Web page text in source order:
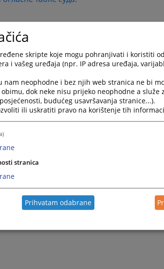
skripte koje mogu pohranjivati i koristiti
i vašeg uređaja (npr. IP adresa uređaja,
nam neophodne i bez njih web stranica ne bi
dok neke nisu prijeko neophodne a služe
budućeg usavršavanja stranice...).
ili uskratiti pravo na korištenje tih
stranica
Prihvatam odabrane